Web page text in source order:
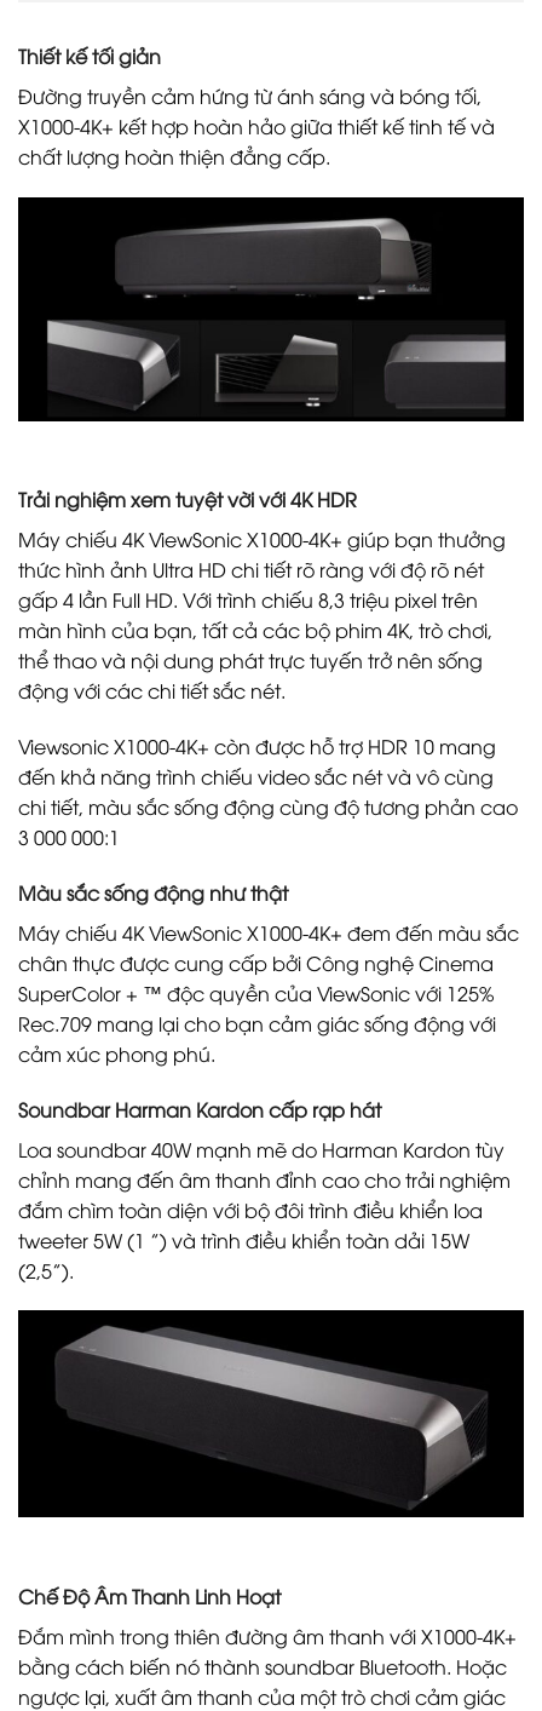
Thiết kế tối giản
Đường truyền cảm hứng từ ánh sáng và bóng tối,
X1000-4K+ kết hợp hoàn hảo giữa thiết kế tinh tế và
chất lượng hoàn thiện đẳng cấp.
Trải nghiệm xem tuyệt vời với 4K HDR
Máy chiếu 4K ViewSonic X1000-4K+ giúp bạn thưởng
thức hình ảnh Ultra HD chi tiết rõ ràng với độ rõ nét
gấp 4 lần Full HD. Với trình chiếu 8,3 triệu pixel trên
màn hình của bạn, tất cả các bộ phim 4K, trò chơi,
thể thao và nội dung phát trực tuyến trở nên sống
động với các chi tiết sắc nét.
Viewsonic X1000-4K+ còn được hỗ trợ HDR 10 mang
đến khả năng trình chiếu video sắc nét và vô cùng
chi tiết, màu sắc sống động cùng độ tương phản cao
3 000 000:1
Màu sắc sống động như thật
Máy chiếu 4K ViewSonic X1000-4K+ đem đến màu sắc
chân thực được cung cấp bởi Công nghệ Cinema
SuperColor + ™ độc quyền của ViewSonic với 125%
Rec.709 mang lại cho bạn cảm giác sống động với
cảm xúc phong phú.
Soundbar Harman Kardon cấp rạp hát
Loa soundbar 40W mạnh mẽ do Harman Kardon tùy
chỉnh mang đến âm thanh đỉnh cao cho trải nghiệm
đắm chìm toàn diện với bộ đôi trình điều khiển loa
tweeter 5W (1 ”) và trình điều khiển toàn dải 15W
(2,5”).
Chế Độ Âm Thanh Linh Hoạt
Đắm mình trong thiên đường âm thanh với X1000-4K+
bằng cách biến nó thành soundbar Bluetooth. Hoặc
ngược lại, xuất âm thanh của một trò chơi cảm giác